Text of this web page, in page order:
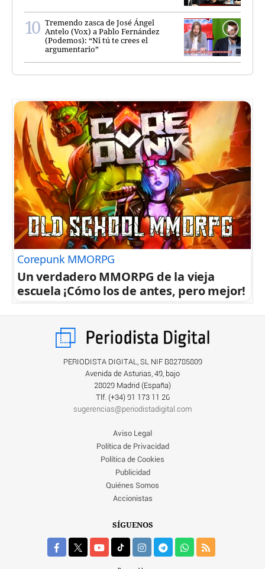
Tremendo zasca de José Ángel
Antelo (Vox) a Pablo Fernández
(Podemos): “Ni tú te crees el
argumentario”
Corepunk MMORPG
Un verdadero MMORPG de la vieja
escuela ¡Cómo los de antes, pero mejor!
PERIODISTA DIGITAL, SL NIF B82785809
Avenida de Asturias, 49, bajo
28029 Madrid (España)
Tlf. (+34) ‎91 173 11 26
sugerencias@periodistadigital.com
Aviso Legal
Política de Privacidad
Política de Cookies
Publicidad
Quiénes Somos
Accionistas
SÍGUENOS